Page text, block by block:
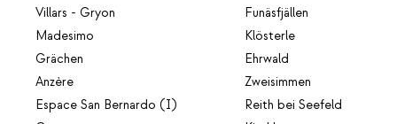
Villars - Gryon
Madesimo
Grächen
Anzère
Espace San Bernardo (I)
Funäsfjällen
Klösterle
Ehrwald
Zweisimmen
Reith bei Seefeld